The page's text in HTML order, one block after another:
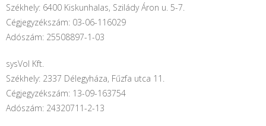
Székhely: 6400 Kiskunhalas, Szilády Áron u. 5-7.
Cégjegyzékszám: 03-06-116029
Adószám: 25508897-1-03
sysVol Kft.
Székhely: 2337 Délegyháza, Fűzfa utca 11.
Cégjegyzékszám: 13-09-163754
Adószám: 24320711-2-13